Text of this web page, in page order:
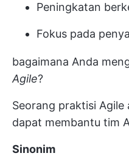
Peningkatan
Fokus pada
bagaimana Anda
Agile?
Seorang praktisi Agile
dapat membantu tim
Sinonim